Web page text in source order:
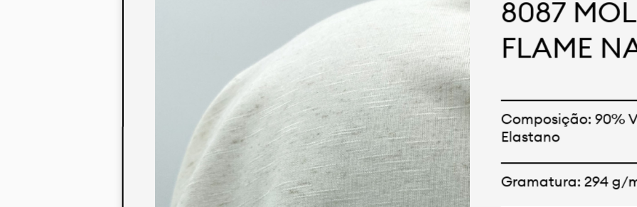
8087
FLAME
Composição: 90%
Elastano
Gramatura: 294 g/
aos seus conceitos e criações.
linha de produtos tem opções para
mercados. Oferecemos também
ecológicos e tecnológicos que
acabados em qualquer cor sólida
digital.